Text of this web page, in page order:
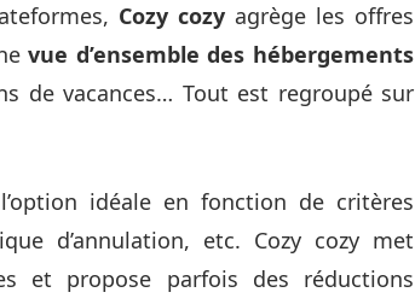
Cozy cozy agrège les offres
vue d’ensemble des hébergements
de vacances… Tout est regroupé sur
idéale en fonction de critères
d’annulation, etc. Cozy cozy met
et propose parfois des réductions